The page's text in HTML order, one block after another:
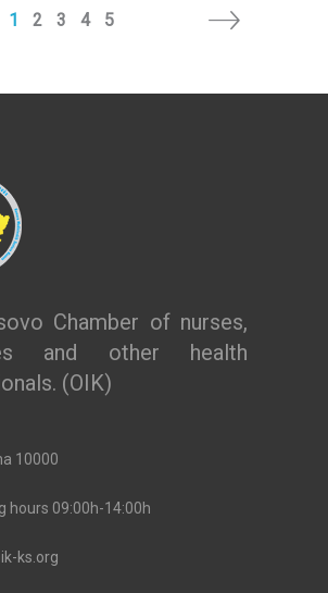
1 2 3 4 5
Chamber of nurses,
and other health
(OIK)
10000
hours 09:00h-14:00h
ks.org